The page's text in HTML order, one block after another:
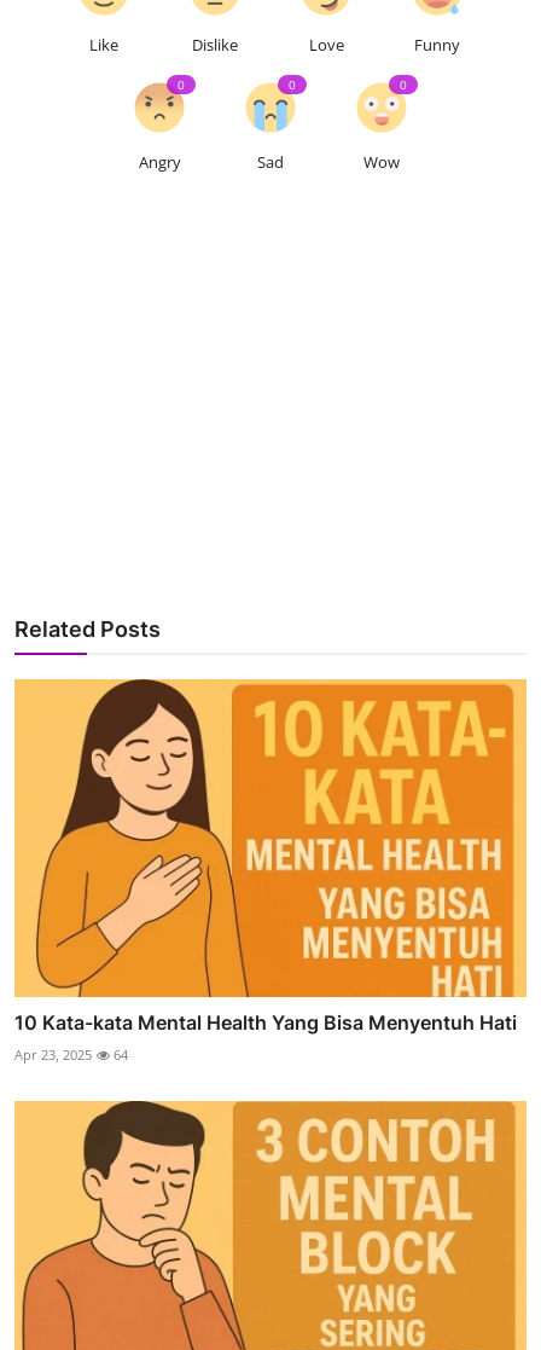
Like Dislike Love Funny
Angry
0
Sad
0
Wow
0
Related Posts
10 Kata-kata Mental Health Yang Bisa Menyentuh Hati
Apr 23, 2025 64